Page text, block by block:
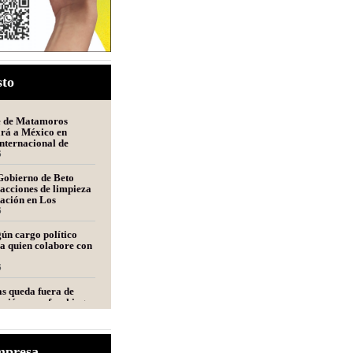
de Matamoros
a México en
de
de Beto
de limpieza
en Los
cargo político
quien colabore con
queda fuera de
para fracking
científico
Fecanaco